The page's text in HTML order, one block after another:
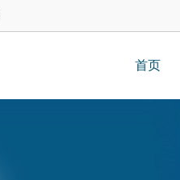
首页